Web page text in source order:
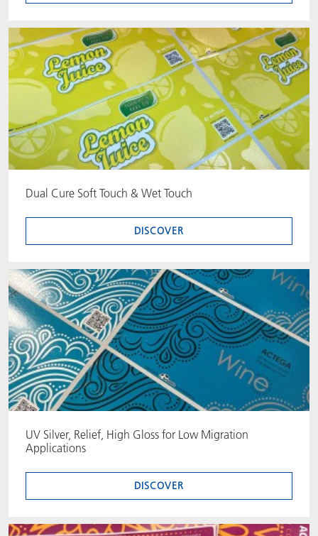
Dual Cure Soft Touch & Wet Touch
DISCOVER
UV Silver, Relief, High Gloss for Low Migration
Applications
DISCOVER